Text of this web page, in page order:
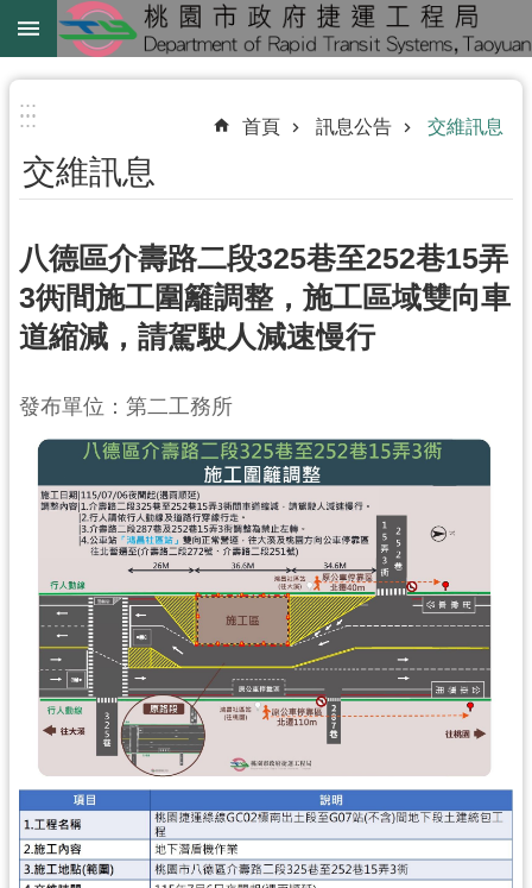
跳到主要內容區塊
綠
綠
延
中
鐵
路
地
化
階
們
訊
息
公
:::
::: 首頁 訊息公告 交維訊息
交維訊息
八德區介壽路二段325巷至252巷15弄
3衖間施工圍籬調整，施工區域雙向車
道縮減，請駕駛人減速慢行
發布單位：第二工務所